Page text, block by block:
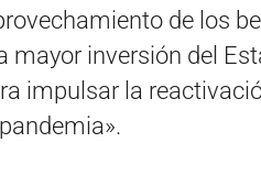
de los
mayor inversión del
impulsar la